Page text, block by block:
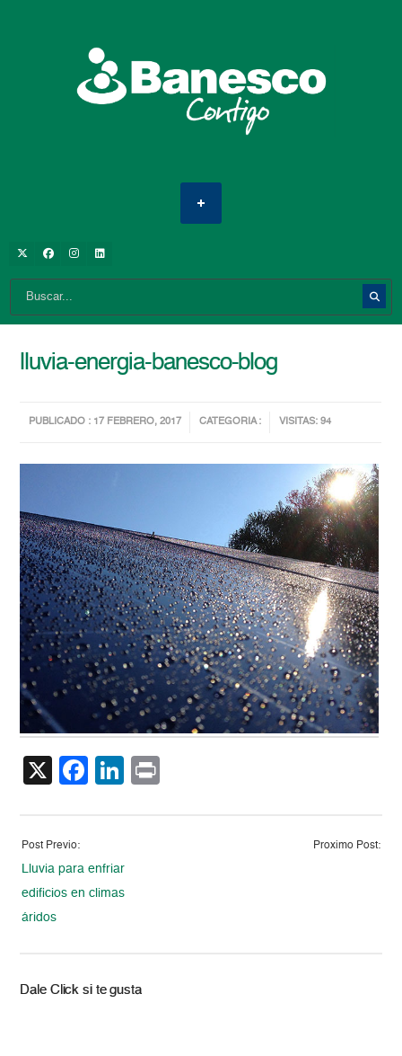
lluvia-energia-banesco-blog
PUBLICADO : 17 FEBRERO, 2017 CATEGORIA : VISITAS: 94
X Facebook
LinkedIn
Post Previo:
Lluvia para enfriar
edificios en climas
áridos
Proximo Post:
Dale Click si te gusta